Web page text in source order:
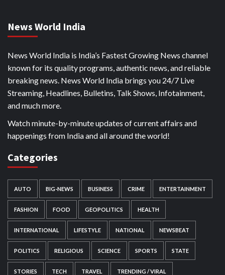
News World India
News World India is India’s Fastest Growing News channel
known for its quality programs, authentic news, and reliable
breaking news. News World India brings you 24/7 Live
Streaming, Headlines, Bulletins, Talk Shows, Infotainment,
and much more.
Watch minute-by-minute updates of current affairs and
happenings from India and all around the world!
Categories
AUTO BIG-NEWS BUSINESS CRIME ENTERTAINMENT
FASHION FOOD GEOPOLITICS HEALTH
INTERNATIONAL LIFESTYLE NATIONAL NEWSBEAT
POLITICS RELIGIOUS SCIENCE SPORTS STATE
STORIES TECH TRAVEL TRENDING / VIRAL